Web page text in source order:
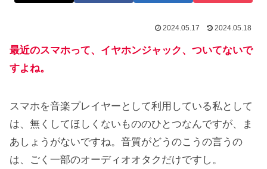
2024.05.17 2024.05.18
最近のスマホって、イヤホンジャック、ついてないで
すよね。
スマホを音楽プレイヤーとして利用している私として
は、無くしてほしくないもののひとつなんですが、ま
あしょうがないですね。音質がどうのこうの言うの
は、ごく一部のオーディオオタクだけですし。